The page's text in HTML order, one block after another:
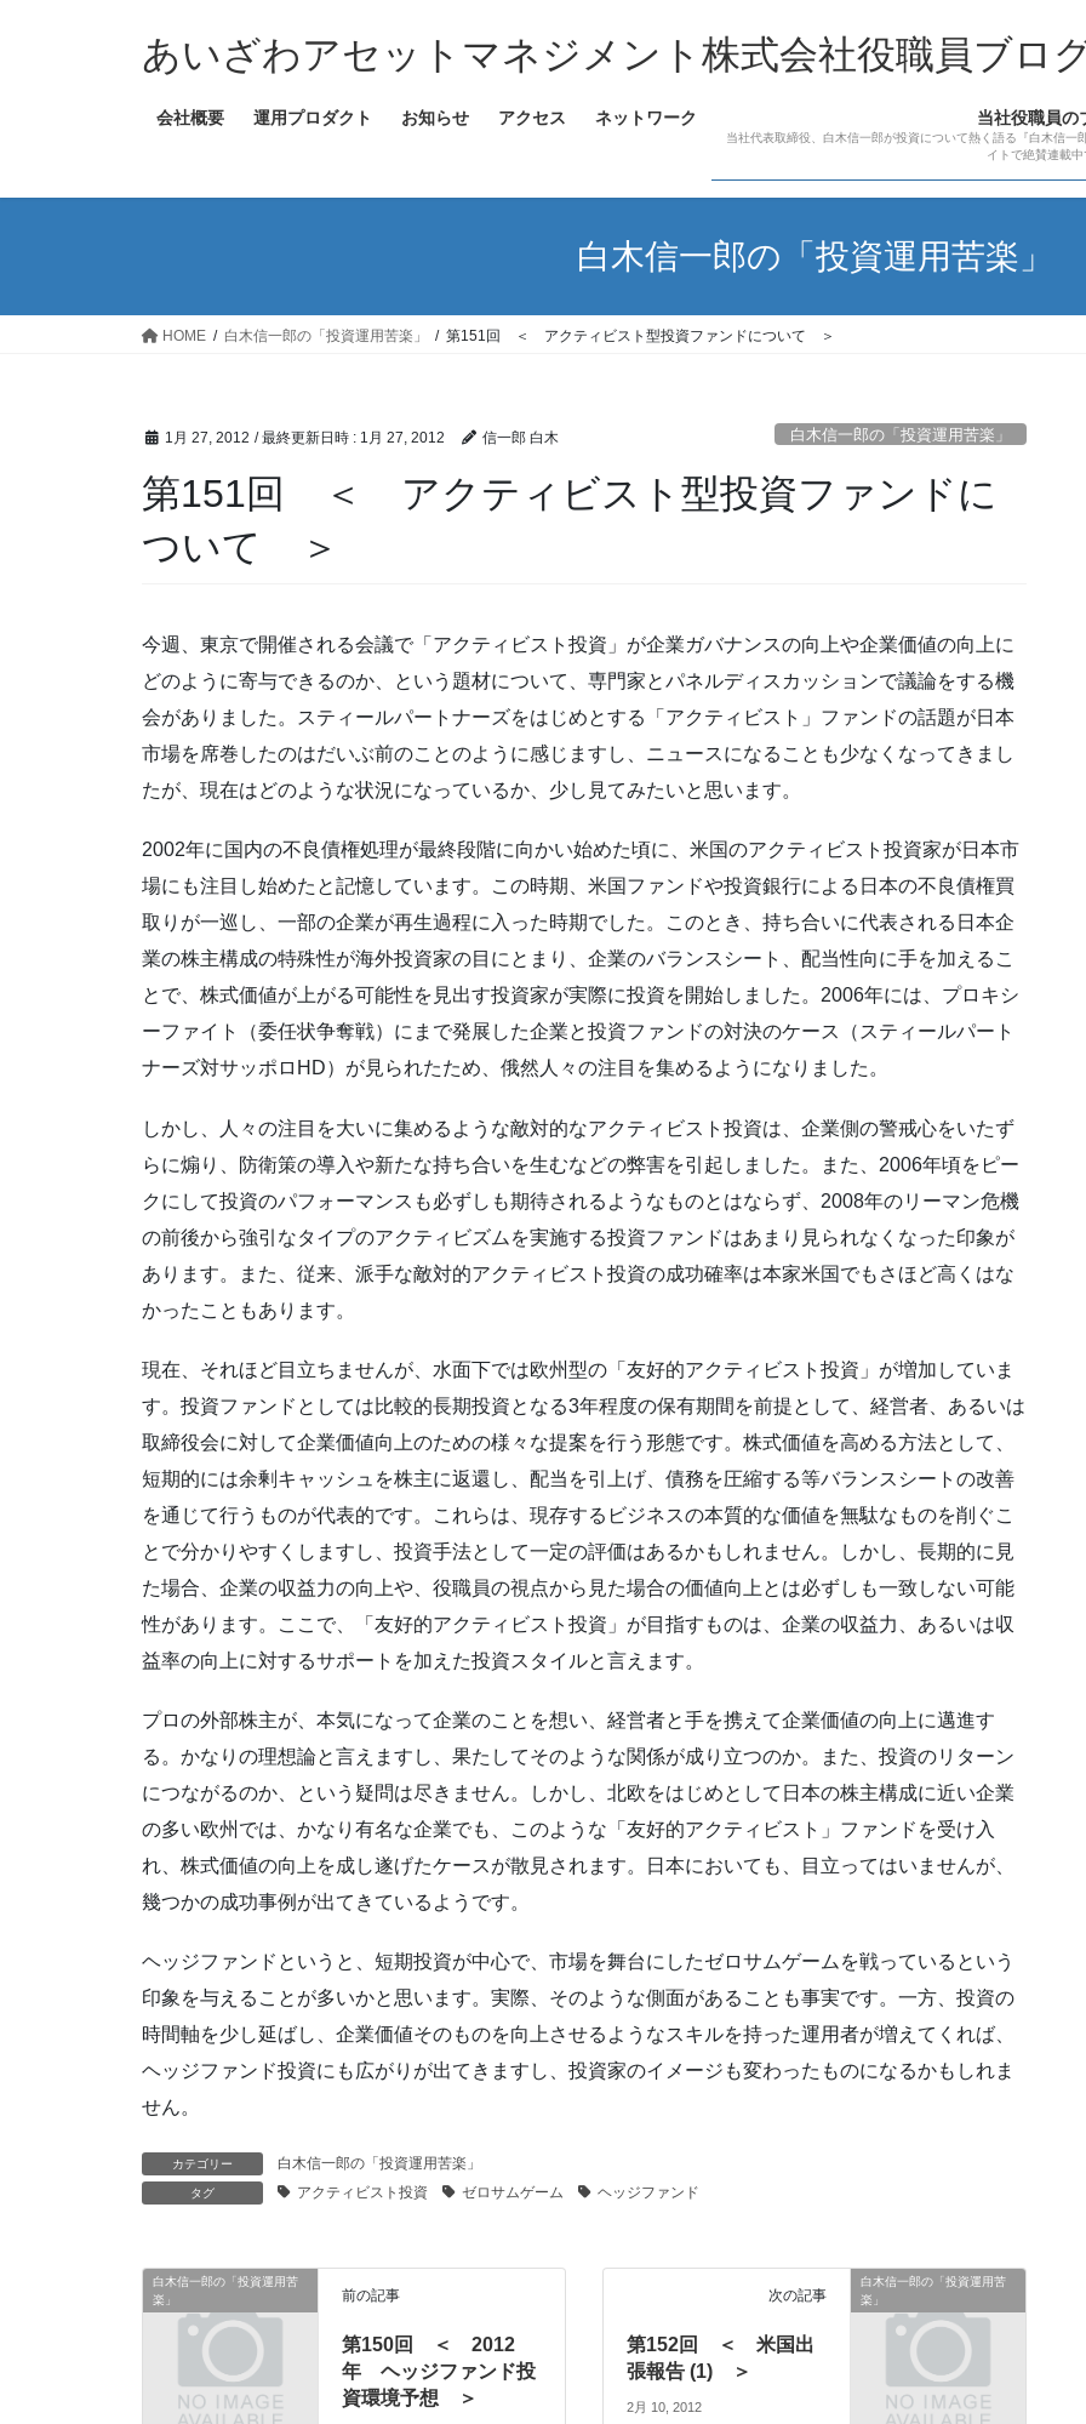
あいざわアセットマネジメント株式会社役職員ブロ
会社概要 運用プロダクト お知らせ アクセス ネットワーク 当社役職員の
当社代表取締役、白木信一郎が投資について熱く語る『白木信
イトで絶賛連載
白木信一郎の「投資運用苦楽」
HOME 白木信一郎の「投資運用苦楽」 第151回 ＜ アクティビスト型投資ファンドについて ＞
1月 27, 2012 / 最終更新日時 : 1月 27, 2012 信一郎 白木 白木信一郎の「投資運用苦楽」
第151回 ＜ アクティビスト型投資ファンドに
ついて ＞
今週、東京で開催される会議で「アクティビスト投資」が企業ガバナンスの向上や企業価値の向上に
どのように寄与できるのか、という題材について、専門家とパネルディスカッションで議論をする機
会がありました。スティールパートナーズをはじめとする「アクティビスト」ファンドの話題が日本
市場を席巻したのはだいぶ前のことのように感じますし、ニュースになることも少なくなってきまし
たが、現在はどのような状況になっているか、少し見てみたいと思います。
2002年に国内の不良債権処理が最終段階に向かい始めた頃に、米国のアクティビスト投資家が日本市
場にも注目し始めたと記憶しています。この時期、米国ファンドや投資銀行による日本の不良債権買
取りが一巡し、一部の企業が再生過程に入った時期でした。このとき、持ち合いに代表される日本企
業の株主構成の特殊性が海外投資家の目にとまり、企業のバランスシート、配当性向に手を加えるこ
とで、株式価値が上がる可能性を見出す投資家が実際に投資を開始しました。2006年には、プロキシ
ーファイト（委任状争奪戦）にまで発展した企業と投資ファンドの対決のケース（スティールパート
ナーズ対サッポロHD）が見られたため、俄然人々の注目を集めるようになりました。
しかし、人々の注目を大いに集めるような敵対的なアクティビスト投資は、企業側の警戒心をいたず
らに煽り、防衛策の導入や新たな持ち合いを生むなどの弊害を引起しました。また、2006年頃をピー
クにして投資のパフォーマンスも必ずしも期待されるようなものとはならず、2008年のリーマン危機
の前後から強引なタイプのアクティビズムを実施する投資ファンドはあまり見られなくなった印象が
あります。また、従来、派手な敵対的アクティビスト投資の成功確率は本家米国でもさほど高くはな
かったこともあります。
現在、それほど目立ちませんが、水面下では欧州型の「友好的アクティビスト投資」が増加していま
す。投資ファンドとしては比較的長期投資となる3年程度の保有期間を前提として、経営者、あるいは
取締役会に対して企業価値向上のための様々な提案を行う形態です。株式価値を高める方法として、
短期的には余剰キャッシュを株主に返還し、配当を引上げ、債務を圧縮する等バランスシートの改善
を通じて行うものが代表的です。これらは、現存するビジネスの本質的な価値を無駄なものを削ぐこ
とで分かりやすくしますし、投資手法として一定の評価はあるかもしれません。しかし、長期的に見
た場合、企業の収益力の向上や、役職員の視点から見た場合の価値向上とは必ずしも一致しない可能
性があります。ここで、「友好的アクティビスト投資」が目指すものは、企業の収益力、あるいは収
益率の向上に対するサポートを加えた投資スタイルと言えます。
プロの外部株主が、本気になって企業のことを想い、経営者と手を携えて企業価値の向上に邁進す
る。かなりの理想論と言えますし、果たしてそのような関係が成り立つのか。また、投資のリターン
につながるのか、という疑問は尽きません。しかし、北欧をはじめとして日本の株主構成に近い企業
の多い欧州では、かなり有名な企業でも、このような「友好的アクティビスト」ファンドを受け入
れ、株式価値の向上を成し遂げたケースが散見されます。日本においても、目立ってはいませんが、
幾つかの成功事例が出てきているようです。
ヘッジファンドというと、短期投資が中心で、市場を舞台にしたゼロサムゲームを戦っているという
印象を与えることが多いかと思います。実際、そのような側面があることも事実です。一方、投資の
時間軸を少し延ばし、企業価値そのものを向上させるようなスキルを持った運用者が増えてくれば、
ヘッジファンド投資にも広がりが出てきますし、投資家のイメージも変わったものになるかもしれま
せん。
カテゴリー 白木信一郎の「投資運用苦楽」
タグ アクティビスト投資 ゼロサムゲーム ヘッジファンド
白木信一郎の「投資運用苦
楽」
前の記事
第150回 ＜ 2012
年 ヘッジファンド投
資環境予想 ＞
白木信一郎の「投資運用苦
楽」
次の記事
第152回 ＜ 米国出
張報告 (1) ＞
2月 10, 2012